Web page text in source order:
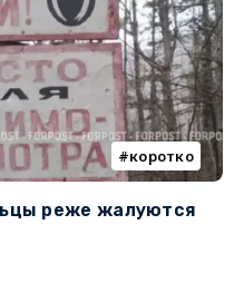
коротко
реже жалуются